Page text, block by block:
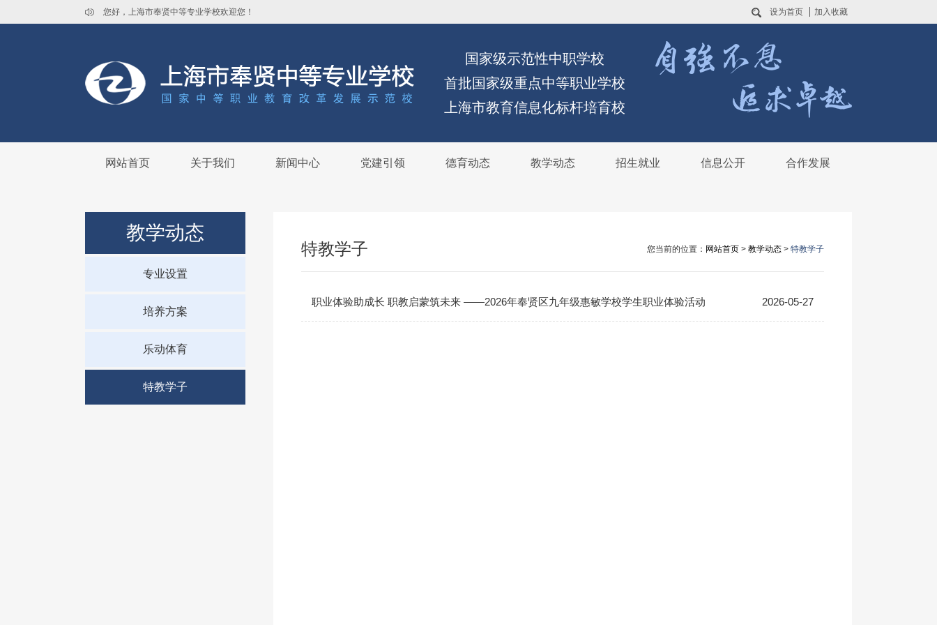
您好，上海市奉贤中等专业学校欢迎您！ 设为首页 加入收藏
国家级示范性中职学校
首批国家级重点中等职业学校
上海市教育信息化标杆培育校
网站首页 关于我们 新闻中心 党建引领 德育动态 教学动态 招生就业 信息公开 合作发展
教学动态
专业设置
培养方案
乐动体育
特教学子
特教学子 您当前的位置： 网站首页 > 教学动态 > 特教学子
职业体验助成长 职教启蒙筑未来 ——2026年奉贤区九年级惠敏学校学生职业体验活动 2026-05-27